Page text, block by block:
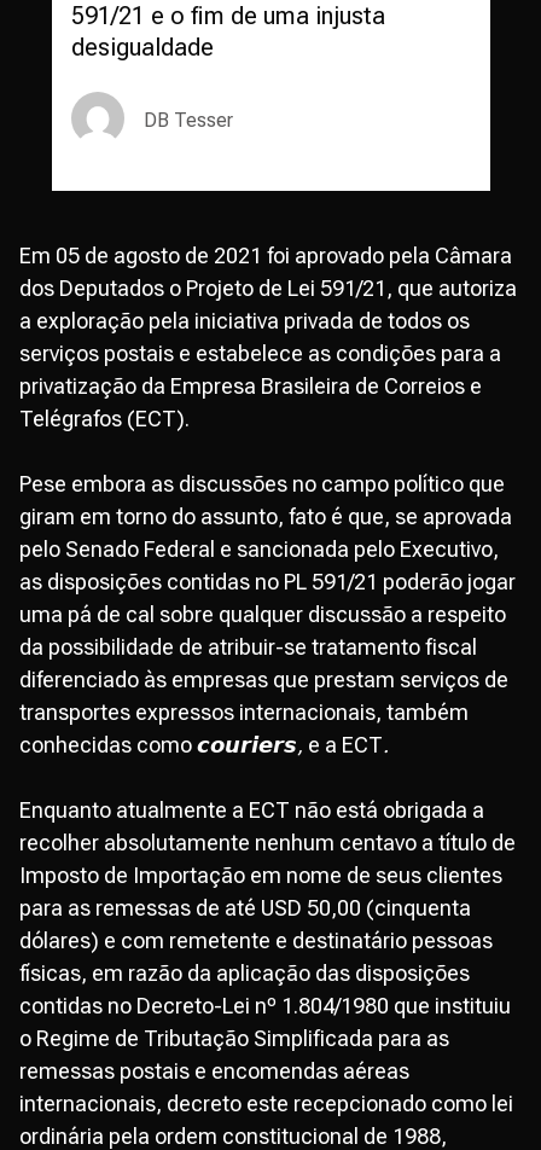
591/21 e o fim de uma injusta
desigualdade
DB Tesser
Em 05 de agosto de 2021 foi aprovado pela Câmara
dos Deputados o Projeto de Lei 591/21, que autoriza
a exploração pela iniciativa privada de todos os
serviços postais e estabelece as condições para a
privatização da Empresa Brasileira de Correios e
Telégrafos (ECT).
Pese embora as discussões no campo político que
giram em torno do assunto, fato é que, se aprovada
pelo Senado Federal e sancionada pelo Executivo,
as disposições contidas no PL 591/21 poderão jogar
uma pá de cal sobre qualquer discussão a respeito
da possibilidade de atribuir-se tratamento fiscal
diferenciado às empresas que prestam serviços de
transportes expressos internacionais, também
conhecidas como 𝙘𝙤𝙪𝙧𝙞𝙚𝙧𝙨, e a ECT.
Enquanto atualmente a ECT não está obrigada a
recolher absolutamente nenhum centavo a título de
Imposto de Importação em nome de seus clientes
para as remessas de até USD 50,00 (cinquenta
dólares) e com remetente e destinatário pessoas
físicas, em razão da aplicação das disposições
contidas no Decreto-Lei nº 1.804/1980 que instituiu
o Regime de Tributação Simplificada para as
remessas postais e encomendas aéreas
internacionais, decreto este recepcionado como lei
ordinária pela ordem constitucional de 1988,